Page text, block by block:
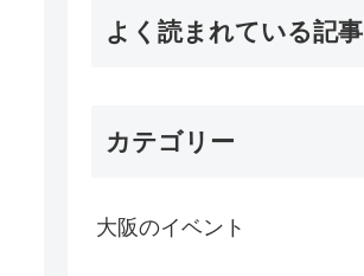
よく読まれている記事
カテゴリー
大阪のイベント